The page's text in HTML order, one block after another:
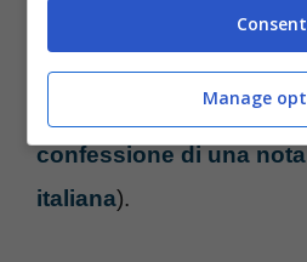
“Britney Spears:
Freedom”in cui sono
inediti sull’artista (scopri
confessione di una
italiana).
Consent
Manage